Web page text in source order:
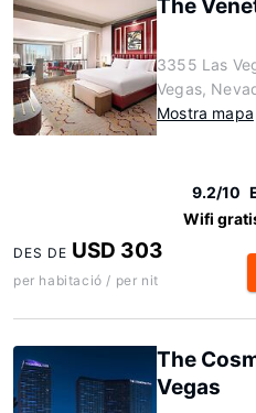
The
3355 Las
Vegas,
Mostra mapa
9.2/10
Wifi
DES DE USD 303
per habitació / per nit
The
Vegas